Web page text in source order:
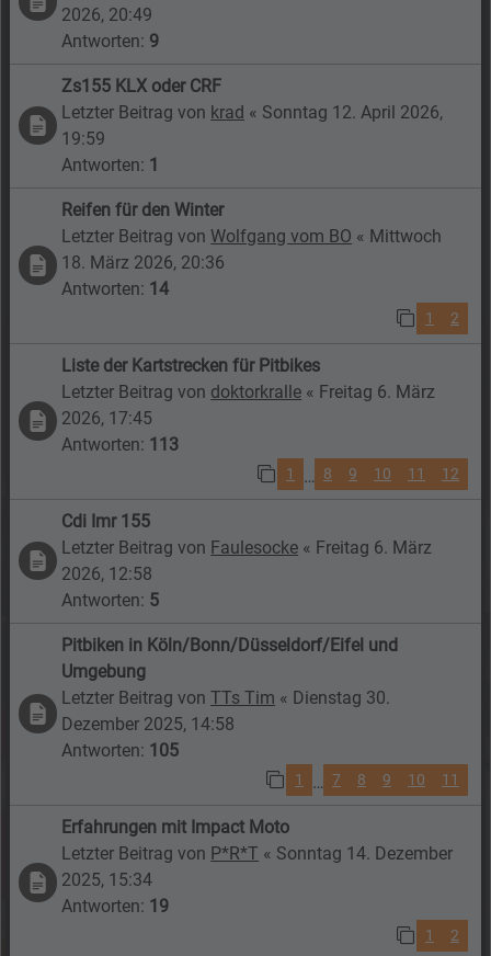
2026, 20:49
Antworten: 9
Zs155 KLX oder CRF
Letzter Beitrag von krad « Sonntag 12. April 2026,
19:59
Antworten: 1
Reifen für den Winter
Letzter Beitrag vonWolfgang vom BO « Mittwoch
18. März 2026, 20:36
Antworten: 14
1 2
Liste der Kartstrecken für Pitbikes
Letzter Beitrag von doktorkralle « Freitag 6. März
2026, 17:45
Antworten: 113
1 … 8 9 10 11 12
Cdi Imr 155
Letzter Beitrag von Faulesocke « Freitag 6. März
2026, 12:58
Antworten: 5
Pitbiken in Köln/Bonn/Düsseldorf/Eifel und
Umgebung
Letzter Beitrag vonTTs Tim « Dienstag 30.
Dezember 2025, 14:58
Antworten: 105
1 … 7 8 9 10 11
Erfahrungen mit Impact Moto
Letzter Beitrag von P*R*T « Sonntag 14. Dezember
2025, 15:34
Antworten: 19
1 2